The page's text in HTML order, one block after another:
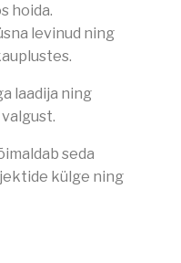
hoida.
levinud ning
laadija ning
seda
külge ning